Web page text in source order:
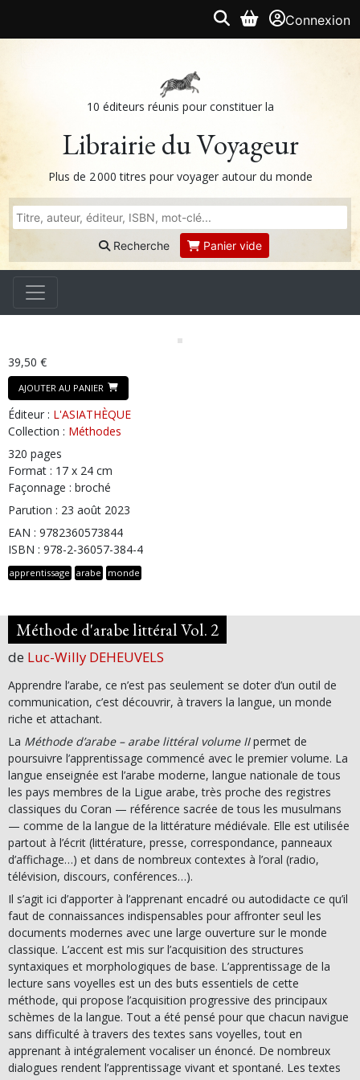
Connexion
10 éditeurs réunis pour constituer la
Librairie du Voyageur
Plus de 2 000 titres pour voyager autour du monde
Recherche Panier vide
39,50 €
AJOUTER AU PANIER
Éditeur : L'ASIATHÈQUE
Collection : Méthodes
320 pages
Format : 17 x 24 cm
Façonnage : broché
Parution : 23 août 2023
EAN : 9782360573844
ISBN : 978-2-36057-384-4
apprentissage arabe monde
Méthode d'arabe littéral Vol. 2
de Luc-Willy DEHEUVELS
Apprendre l’arabe, ce n’est pas seulement se doter d’un outil de
communication, c’est découvrir, à travers la langue, un monde
riche et attachant.
La Méthode d’arabe – arabe littéral volume IIpermet de
poursuivre l’apprentissage commencé avec le premier volume. La
langue enseignée est l’arabe moderne, langue nationale de tous
les pays membres de la Ligue arabe, très proche des registres
classiques du Coran — référence sacrée de tous les musulmans
— comme de la langue de la littérature médiévale. Elle est utilisée
partout à l’écrit (littérature, presse, correspondance, panneaux
d’affichage…) et dans de nombreux contextes à l’oral (radio,
télévision, discours, conférences…).
Il s’agit ici d’apporter à l’apprenant encadré ou autodidacte ce qu’il
faut de connaissances indispensables pour affronter seul les
documents modernes avec une large ouverture sur le monde
classique. L’accent est mis sur l’acquisition des structures
syntaxiques et morphologiques de base. L’apprentissage de la
lecture sans voyelles est un des buts essentiels de cette
méthode, qui propose l’acquisition progressive des principaux
schèmes de la langue. Tout a été pensé pour que chacun navigue
sans difficulté à travers des textes sans voyelles, tout en
apprenant à intégralement vocaliser un énoncé. De nombreux
dialogues rendent l’apprentissage vivant et spontané. Les textes